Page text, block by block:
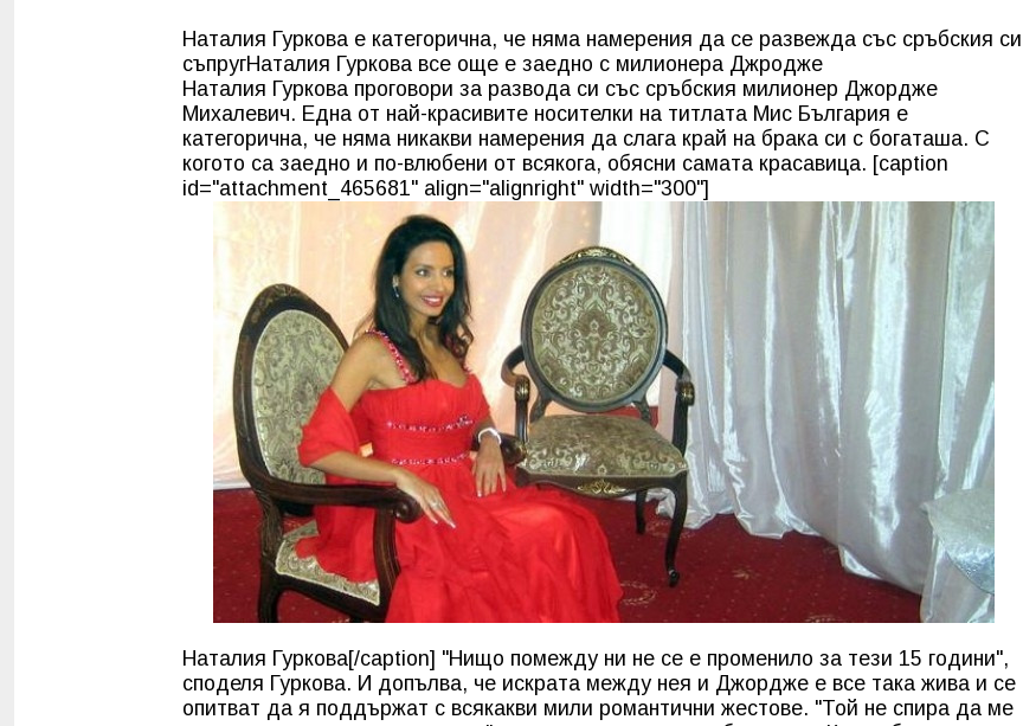
Наталия Гуркова е категорична, че няма намерения да се развежда със сръбския си
съпругНаталия Гуркова все още е заедно с милионера Джродже
Наталия Гуркова проговори за развода си със сръбския милионер Джордже
Михалевич. Една от най-красивите носителки на титлата Мис България е
категорична, че няма никакви намерения да слага край на брака си с богаташа. С
когото са заедно и по-влюбени от всякога, обясни самата красавица. [caption
id="attachment_465681" align="alignright" width="300"]
Наталия Гуркова[/caption] "Нищо помежду ни не се е променило за тези 15 години",
споделя Гуркова. И допълва, че искрата между нея и Джордже е все така жива и се
опитват да я поддържат с всякакви мили романтични жестове. "Той не спира да ме